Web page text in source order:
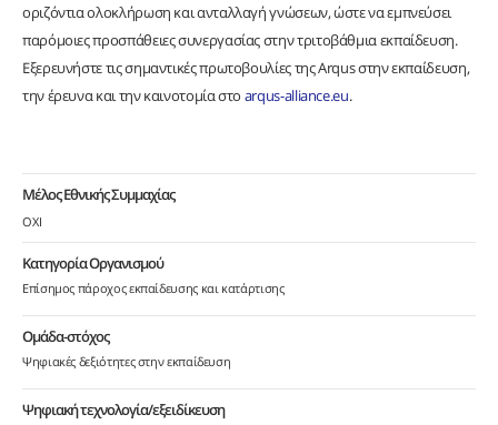
οριζόντια ολοκλήρωση και ανταλλαγή γνώσεων, ώστε να εμπνεύσει
παρόμοιες προσπάθειες συνεργασίας στην τριτοβάθμια εκπαίδευση.
Εξερευνήστε τις σημαντικές πρωτοβουλίες της Arqus στην εκπαίδευση,
την έρευνα και την καινοτομία στο arqus-alliance.eu.
Μέλος Εθνικής Συμμαχίας
ΟΧΙ
Κατηγορία Οργανισμού
Επίσημος πάροχος εκπαίδευσης και κατάρτισης
Ομάδα-στόχος
Ψηφιακές δεξιότητες στην εκπαίδευση
Ψηφιακή τεχνολογία/εξειδίκευση